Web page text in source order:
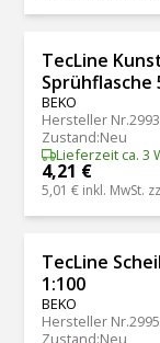
TecLine
Sprühflasche
BEKO
Hersteller Nr.
Zustand:Neu
Lieferzeit ca. 3
4,21 €
5,01 € inkl. MwSt.
TecLine
1:100
BEKO
Hersteller Nr.
Zustand:Neu